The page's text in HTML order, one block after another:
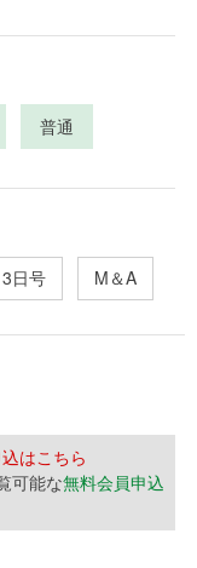
普通
日号 M＆A
はこちら
可能な無料会員申込